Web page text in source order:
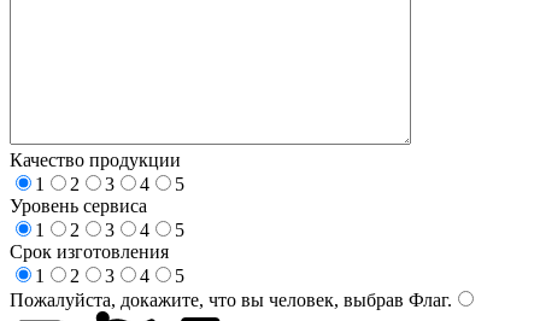
Качество продукции
1
2 3 4
5
Уровень сервиса
1
2 3 4
5
Срок изготовления
1
2 3 4
5
Пожалуйста, докажите, что вы человек, выбрав Флаг.